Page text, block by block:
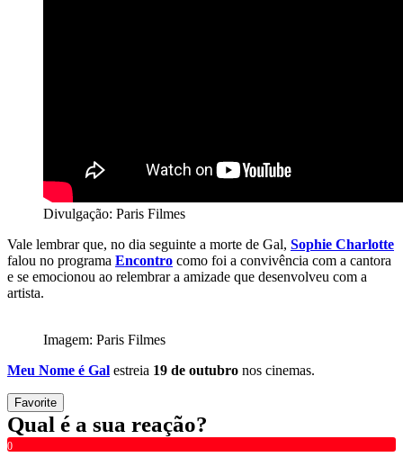
Divulgação: Paris Filmes
Vale lembrar que, no dia seguinte a morte de Gal, Sophie Charlotte
falou no programa Encontro como foi a convivência com a cantora
e se emocionou ao relembrar a amizade que desenvolveu com a
artista.
Imagem: Paris Filmes
Meu Nome é Gal estreia 19 de outubro nos cinemas.
Favorite
Qual é a sua reação?
0